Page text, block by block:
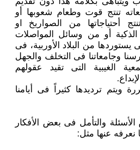
تنتج قوت وطعام شعوبها أو
أحتياجاتها من الصواريخ او
الذكية ‏أو من وسائل المواصلات
يستوردها من البلاد الأوربية، فى
وجامعاتنا فى التخلف ‏والجهل
الغيبية التى تقيد عقولهم
ويتم ترديدها كثيراً فى أيامنا
والتأمل فى بعض الأفكار
نعرفه عنها مثل:‏